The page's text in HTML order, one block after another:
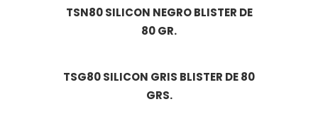
TSN80 SILICON NEGRO BLISTER DE
80 GR.
TSG80 SILICON GRIS BLISTER DE 80
GRS.